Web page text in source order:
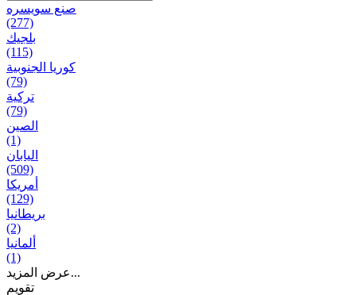
صنع سویسره
(277)
بلجيك
(115)
كوريا الجنوبية
(79)
تركية
(79)
الصين
(1)
اليابان
(509)
أمريكا
(129)
بریطانیا
(2)
ألمانيا
(1)
عرض المزيد...
تقويم